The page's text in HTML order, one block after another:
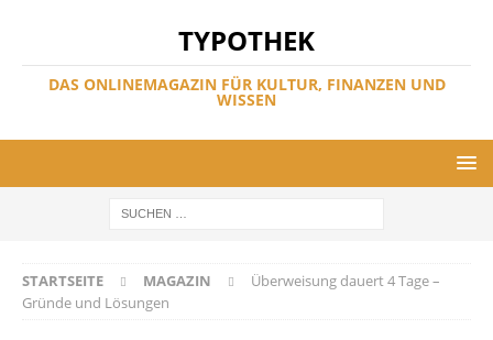
TYPOTHEK
DAS ONLINEMAGAZIN FÜR KULTUR, FINANZEN UND
WISSEN
STARTSEITE MAGAZIN
Überweisung dauert 4 Tage –
Gründe und Lösungen